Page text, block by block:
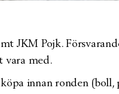
JKM Pojk.
vara med.
innan ronden (boll,